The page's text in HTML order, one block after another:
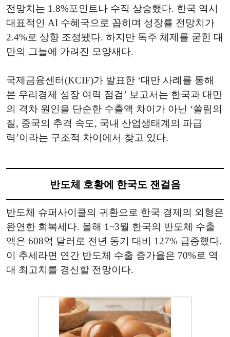
전망치는 1.8%포인트나 수직 상승했다. 한국 역시
대표적인 AI 수혜국으로 꼽히며 성장률 전망치가
2.4%로 상향 조정됐다. 하지만 독주 체제를 굳힌 대
만의 그늘에 가려진 모양새다.
국제금융센터(KCIF)가 발표한 ‘대만 사례를 통해
본 우리경제 성장 여력 점검’ 보고서는 한국과 대만
의 격차 원인을 단순한 수출액 차이가 아닌 ‘쏠림의
질, 중국의 추격 속도, 국내 산업생태계의 파급
력’이라는 구조적 차이에서 찾고 있다.
반도체 호황에 한국도 잰걸음
반도체 슈퍼사이클의 귀환으로 한국 경제의 외형은
완연한 회복세다. 올해 1~3월 한국의 반도체 수출
액은 608억 달러로 전년 동기 대비 127% 급증했다.
이 추세라면 연간 반도체 수출 증가율은 70%로 역
대 최고치를 경신할 전망이다.